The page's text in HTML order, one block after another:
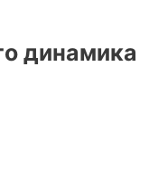
динамика